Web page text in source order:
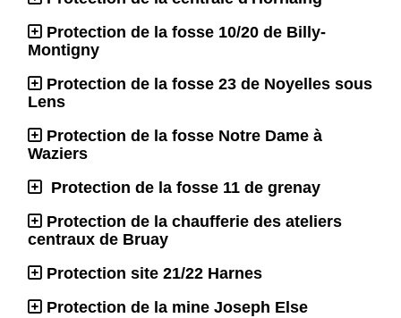
Protection de la fosse 10/20 de Billy-
Montigny
Protection de la fosse 23 de Noyelles sous
Lens
Protection de la fosse Notre Dame à
Waziers
Protection de la fosse 11 de grenay
Protection de la chaufferie des ateliers
centraux de Bruay
Protection site 21/22 Harnes
Protection de la mine Joseph Else